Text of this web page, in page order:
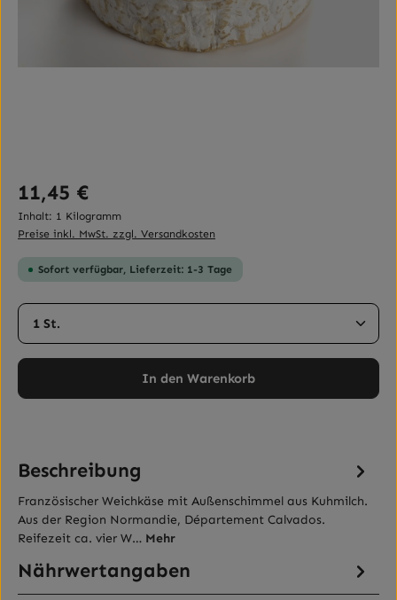
Regulärer Preis:
11,45 €
Inhalt: 1 Kilogramm
Preise inkl. MwSt. zzgl. Versandkosten
Sofort verfügbar, Lieferzeit: 1-3 Tage
Produkt Anzahl: Gib den gewünschten Wert ein
In den Warenkorb
Beschreibung
Französischer Weichkäse mit Außenschimmel aus Kuhmilch.
Aus der Region Normandie, Département Calvados.
Reifezeit ca. vier W… Mehr
Nährwertangaben